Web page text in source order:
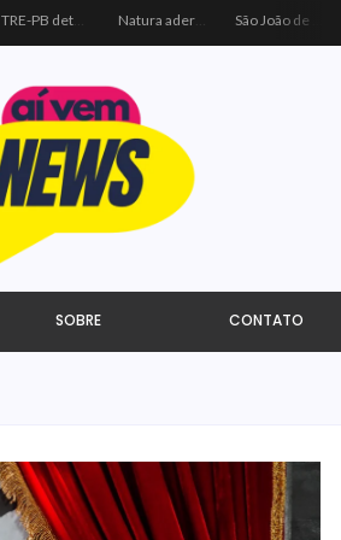
TRE-PB determina remoção de vídeo de Cícero por uso indevido de programa público Natura adere à coalizão do Código de Defesa e Inclusão do Consumidor Negro
SOBRE CONTATO